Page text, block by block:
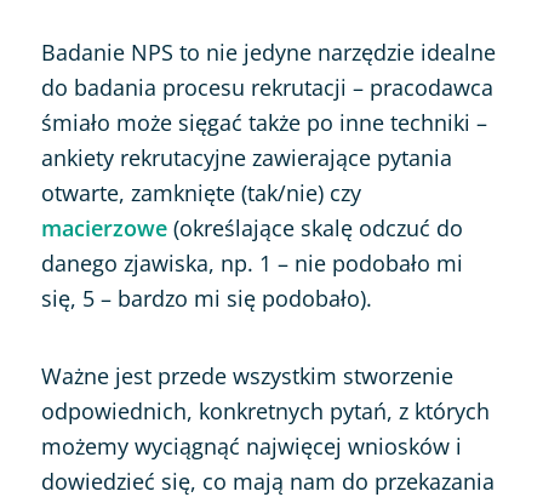
Badanie NPS to nie jedyne narzędzie idealne
do badania procesu rekrutacji – pracodawca
śmiało może sięgać także po inne techniki –
ankiety rekrutacyjne zawierające pytania
otwarte, zamknięte (tak/nie) czy
macierzowe (określające skalę odczuć do
danego zjawiska, np. 1 – nie podobało mi
się, 5 – bardzo mi się podobało).
Ważne jest przede wszystkim stworzenie
odpowiednich, konkretnych pytań, z których
możemy wyciągnąć najwięcej wniosków i
dowiedzieć się, co mają nam do przekazania